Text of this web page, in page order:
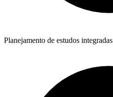
Planejamento de estudos integradas